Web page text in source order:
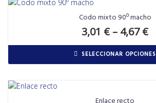
Codo mixto 90º macho
3,01 €– 4,67€
SELECCIONAR OPCIONES